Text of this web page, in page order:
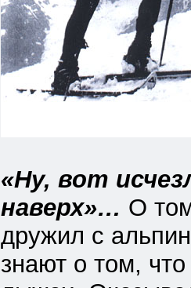
«Ну, вот
наверх»… О
дружил с
знают о том,